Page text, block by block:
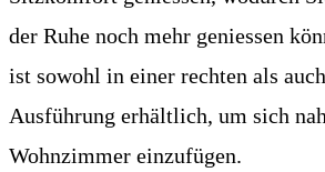
der Ruhe noch mehr geniessen
ist sowohl in einer rechten als
Ausführung erhältlich, um sich
Wohnzimmer einzufügen.